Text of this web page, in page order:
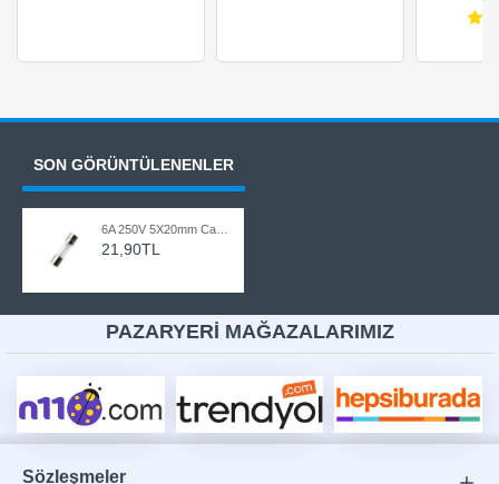
SON GÖRÜNTÜLENENLER
6A 250V 5X20mm Cam Sigorta 5 Adet
21,90TL
PAZARYERİ MAĞAZALARIMIZ
Sözleşmeler